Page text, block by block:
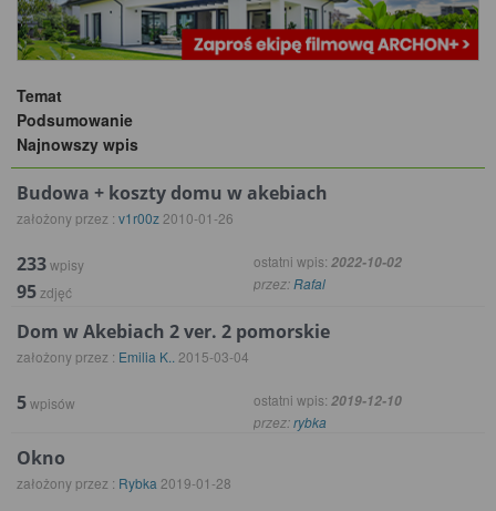
Temat
Podsumowanie
Najnowszy wpis
Budowa + koszty domu w akebiach
założony przez : v1r00z 2010-01-26
233wpisy
95 zdjęć
ostatni wpis: 2022-10-02
przez: Rafal
Dom w Akebiach 2 ver. 2 pomorskie
założony przez : Emilia K.. 2015-03-04
5wpisów ostatni wpis: 2019-12-10
przez:rybka
Okno
założony przez : Rybka 2019-01-28